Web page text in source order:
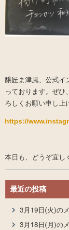
醸匠ま津風、公式イ
っております。ぜひ
ろしくお願い申し上
https://
本日も、どうぞ宜し
最近の投稿
3月19日(火)の
3月18日(月)の